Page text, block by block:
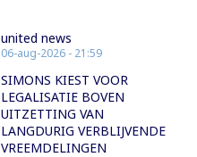
united news
06-aug-2026 - 21:59
SIMONS KIEST VOOR
LEGALISATIE BOVEN
UITZETTING VAN
LANGDURIG VERBLIJVENDE
VREEMDELINGEN